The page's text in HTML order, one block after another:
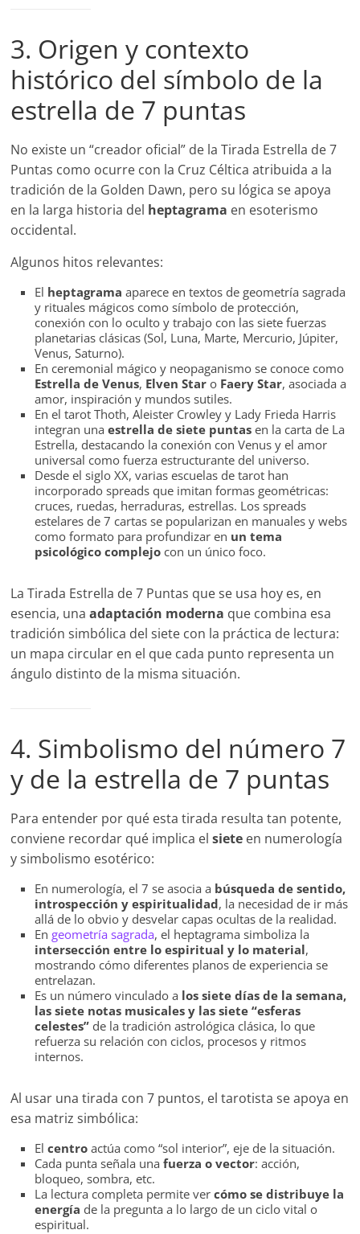
3. Origen y contexto
histórico del símbolo de la
estrella de 7 puntas
No existe un “creador oficial” de la Tirada Estrella de 7
Puntas como ocurre con la Cruz Céltica atribuida a la
tradición de la Golden Dawn, pero su lógica se apoya
en la larga historia del heptagrama en esoterismo
occidental.
Algunos hitos relevantes:
El heptagrama aparece en textos de geometría sagrada
y rituales mágicos como símbolo de protección,
conexión con lo oculto y trabajo con las siete fuerzas
planetarias clásicas (Sol, Luna, Marte, Mercurio, Júpiter,
Venus, Saturno).
En ceremonial mágico y neopaganismo se conoce como
Estrella de Venus, Elven Star o Faery Star, asociada a
amor, inspiración y mundos sutiles.
En el tarot Thoth, Aleister Crowley y Lady Frieda Harris
integran unaestrella de siete puntas en la carta de La
Estrella, destacando la conexión con Venus y el amor
universal como fuerza estructurante del universo.
Desde el siglo XX, varias escuelas de tarot han
incorporado spreads que imitan formas geométricas:
cruces, ruedas, herraduras, estrellas. Los spreads
estelares de 7 cartas se popularizan en manuales y webs
como formato para profundizar en un tema
psicológico complejo con un único foco.
La Tirada Estrella de 7 Puntas que se usa hoy es, en
esencia, unaadaptación moderna que combina esa
tradición simbólica del siete con la práctica de lectura:
un mapa circular en el que cada punto representa un
ángulo distinto de la misma situación.
4. Simbolismo del número 7
y de la estrella de 7 puntas
Para entender por qué esta tirada resulta tan potente,
conviene recordar qué implica elsiete en numerología
y simbolismo esotérico:
En numerología, el 7 se asocia a búsqueda de sentido,
introspección y espiritualidad, la necesidad de ir más
allá de lo obvio y desvelar capas ocultas de la realidad.
En geometría sagrada, el heptagrama simboliza la
intersección entre lo espiritual y lo material,
mostrando cómo diferentes planos de experiencia se
entrelazan.
Es un número vinculado a los siete días de la semana,
las siete notas musicales y las siete “esferas
celestes” de la tradición astrológica clásica, lo que
refuerza su relación con ciclos, procesos y ritmos
internos.
Al usar una tirada con 7 puntos, el tarotista se apoya en
esa matriz simbólica:
Elcentro actúa como “sol interior”, eje de la situación.
Cada punta señala unafuerza o vector: acción,
bloqueo, sombra, etc.
La lectura completa permite vercómo se distribuye la
energía de la pregunta a lo largo de un ciclo vital o
espiritual.